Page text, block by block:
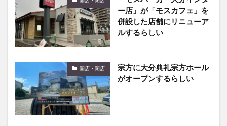
ー店』が「モスカフェ」を
併設した店舗にリニューア
ルするらしい
開店・閉店
宗方に大分典礼宗方ホール
がオープンするらしい